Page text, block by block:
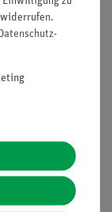
Service
&
& Schulungen
Daten­schutz­